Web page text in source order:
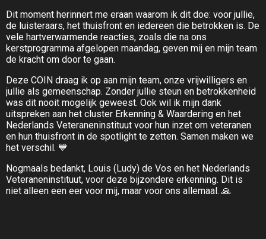
Dit moment herinnert me eraan waarom ik dit doe: voor jullie,
de luisteraars, het thuisfront en iedereen die betrokken is. De
vele hartverwarmende reacties, zoals die na ons
kerstprogramma afgelopen maandag, geven mij en mijn team
de kracht om door te gaan.
Deze COIN draag ik op aan mijn team, onze vrijwilligers en
jullie als gemeenschap. Zonder jullie steun en betrokkenheid
was dit nooit mogelijk geweest. Ook wil ik mijn dank
uitspreken aan het cluster Erkenning & Waardering en het
Nederlands Veteraneninstituut voor hun inzet om veteranen
en hun thuisfront in de spotlight te zetten. Samen maken we
het verschil. 💙
Nogmaals bedankt, Louis (Ludy) de Vos en het Nederlands
Veteraneninstituut, voor deze bijzondere erkenning. Dit is
niet alleen een eer voor mij, maar voor ons allemaal. 🙏